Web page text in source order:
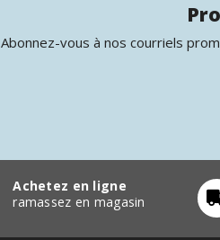
Abonnez-vous à nos courriels
Achetez en ligne
ramassez en magasin